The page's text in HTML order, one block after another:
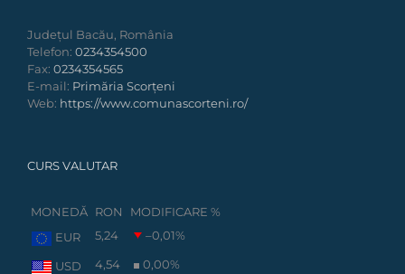
Județul Bacău, România
Telefon: 0234354500
Fax: 0234354565
E-mail: Primăria Scorțeni
Web: https://www.comunascorteni.ro/
CURS VALUTAR
MONEDĂ RON
MODIFICARE %
EUR
5,24 –0,01%
USD 4,54 0,00%